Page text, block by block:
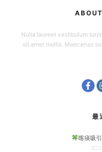
Nulla laoreet vestibulum
sit amet mollis. Maecenas
最
喀痰吸